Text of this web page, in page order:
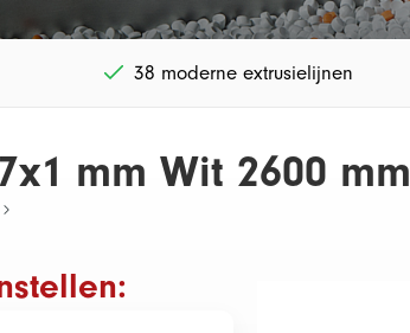
38 moderne extrusielijnen
mm Wit 2600 mm